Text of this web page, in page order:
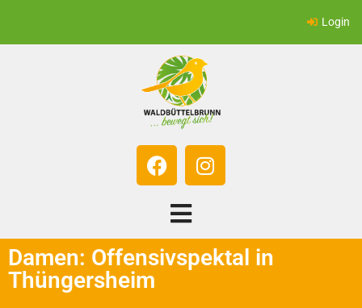
Login
Damen: Offensivspektal in
Thüngersheim